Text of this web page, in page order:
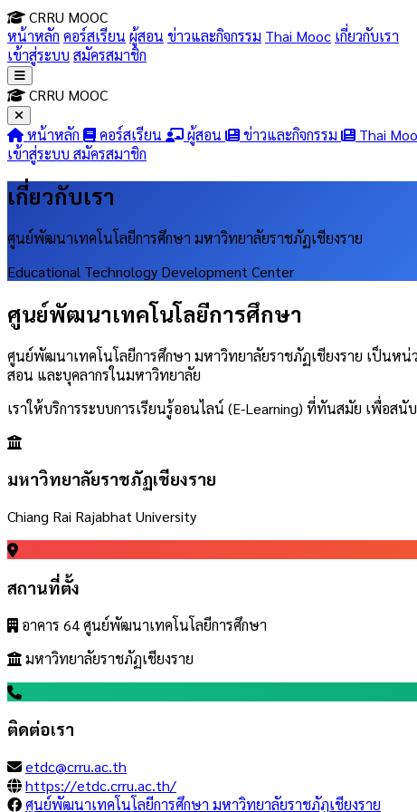
CRRU MOOC
หน้าหลัก คอร์สเรียน ผู้สอน ข่าวและกิจกรรม Thai Mooc เกี่ยวกับเรา
เข้าสู่ระบบ สมัครสมาชิก
CRRU MOOC
หน้าหลัก คอร์สเรียน ผู้สอน ข่าวและกิจกรรม Thai
เข้าสู่ระบบ สมัครสมาชิก
เกี่ยวกับเรา
ศูนย์พัฒนาเทคโนโลยีการศึกษา มหาวิทยาลัยราชภัฏเชียงราย
Educational Technology Development Center
ศูนย์พัฒนาเทคโนโลยีการศึกษา
ศูนย์พัฒนาเทคโนโลยีการศึกษา มหาวิทยาลัยราชภัฏเชียงราย เป็นหน่
สอน และบุคลากรในมหาวิทยาลัย
เราให้บริการระบบการเรียนรู้ออนไลน์ (E-Learning) ที่ทันสมัย เพื่อส
มหาวิทยาลัยราชภัฏเชียงราย
Chiang Rai Rajabhat University
สถานที่ตั้ง
อาคาร 64 ศูนย์พัฒนาเทคโนโลยีการศึกษา
มหาวิทยาลัยราชภัฏเชียงราย
ติดต่อเรา
etdc@crru.ac.th
https://etdc.crru.ac.th/
ศูนย์พัฒนาเทคโนโลยีการศึกษา มหาวิทยาลัยราชภัฏเชียงราย